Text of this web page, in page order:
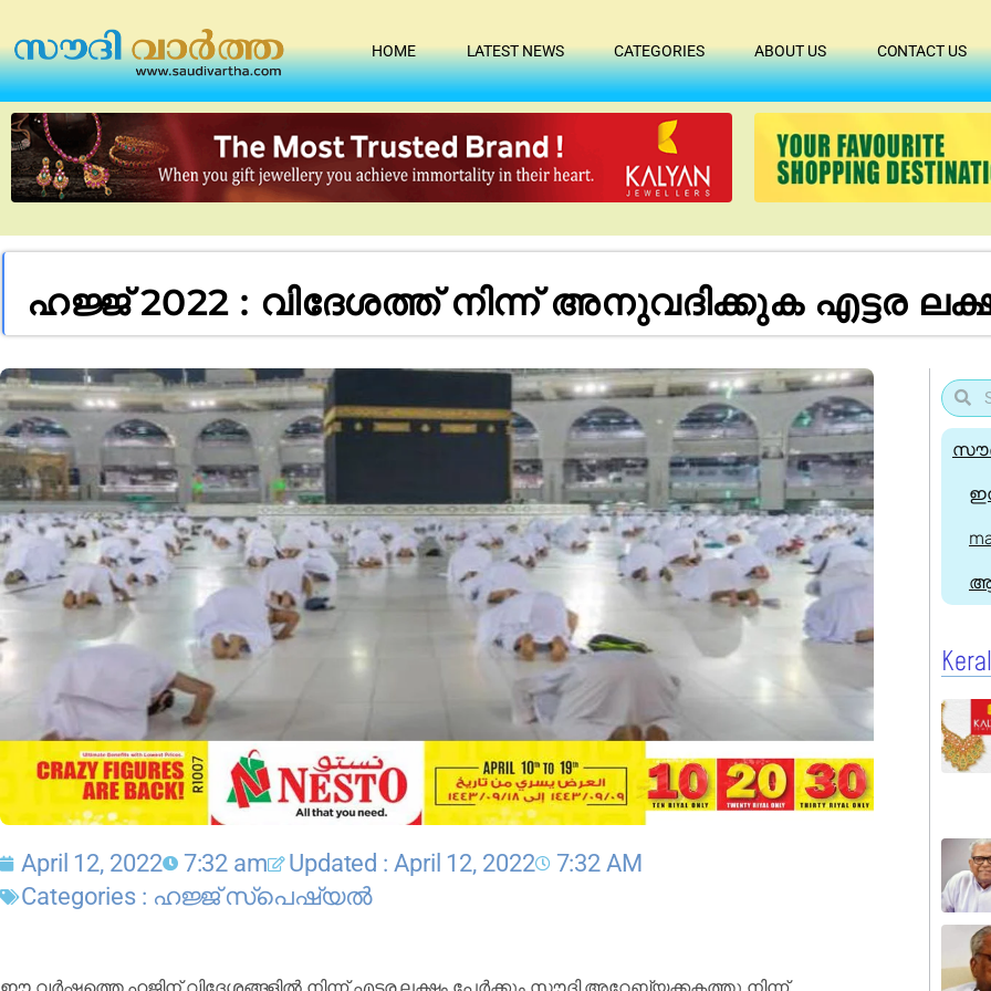
HOME LATEST NEWS CATEGORIES ABOUT US CONTACT US
ഹജ്ജ് 2022 : വിദേശത്ത് നിന്ന് അനുവദിക്കുക എട്ടര
April 12, 2022 7:32 am Updated : April 12, 2022
7:32 AM
Categories : ഹജ്ജ്‌ സ്പെഷ്യൽ